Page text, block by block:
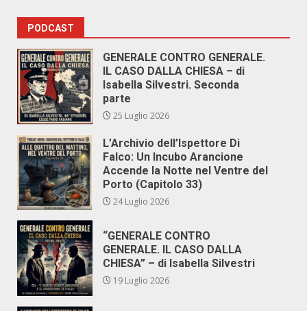
PODCAST
GENERALE CONTRO GENERALE.
IL CASO DALLA CHIESA – di
Isabella Silvestri. Seconda
parte
25 Luglio 2026
L’Archivio dell’Ispettore Di
Falco: Un Incubo Arancione
Accende la Notte nel Ventre del
Porto (Capitolo 33)
24 Luglio 2026
“GENERALE CONTRO
GENERALE. IL CASO DALLA
CHIESA” – di Isabella Silvestri
19 Luglio 2026